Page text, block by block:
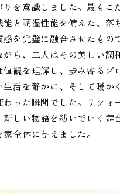
を意識しました。最もこ
と調湿性能を備えた、落
を完璧に融合させたもの
ら、二人はその美しい調
観を理解し、歩み寄るプ
活を静かに、そして暖か
った瞬間でした。リフォ
しい物語を紡いでいく舞
全体に与えました。